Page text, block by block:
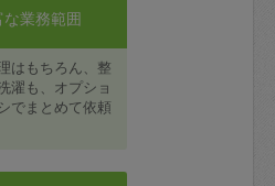
な業務範囲
はもちろん、整
濯も、オプショ
でまとめて依頼